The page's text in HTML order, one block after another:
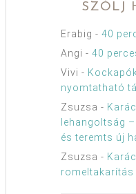
SZÓLJ
Erabig - 40
Angi - 40
Vivi -
nyomtatható
Zsuzsa -
lehangoltság
és teremts új
Zsuzsa -
romeltakarítás